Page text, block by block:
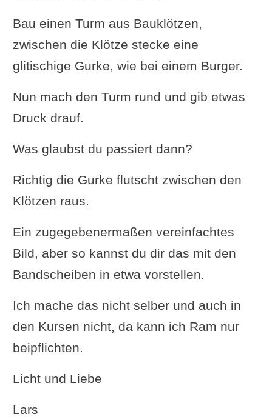
Bau einen Turm aus Bauklötzen,
zwischen die Klötze stecke eine
glitischige Gurke, wie bei einem Burger.
Nun mach den Turm rund und gib etwas
Druck drauf.
Was glaubst du passiert dann?
Richtig die Gurke flutscht zwischen den
Klötzen raus.
Ein zugegebenermaßen vereinfachtes
Bild, aber so kannst du dir das mit den
Bandscheiben in etwa vorstellen.
Ich mache das nicht selber und auch in
den Kursen nicht, da kann ich Ram nur
beipflichten.
Licht und Liebe
Lars